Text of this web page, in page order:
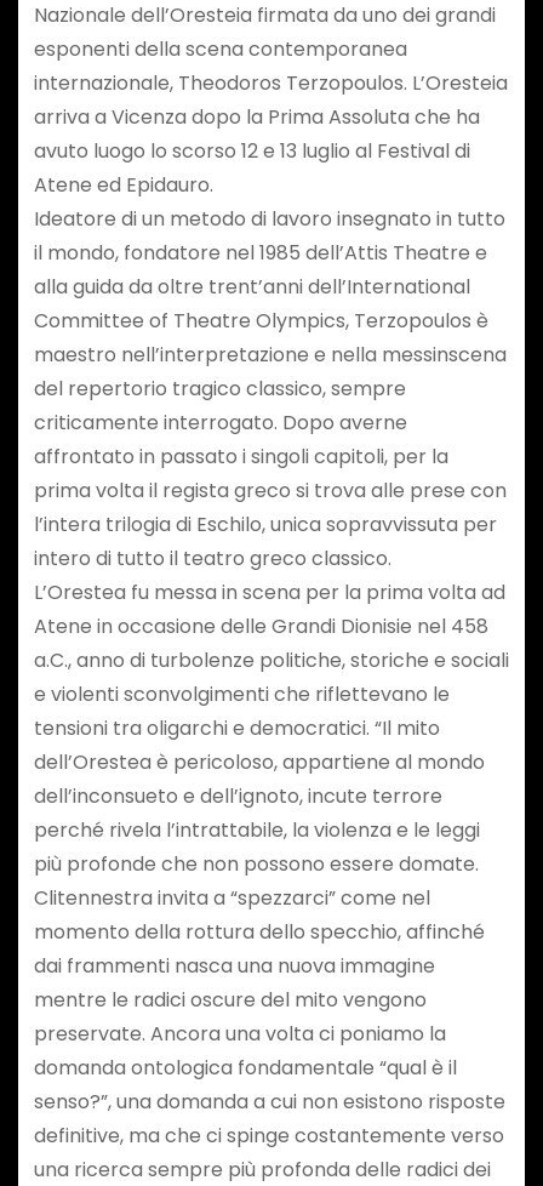
Nazionale dell’Oresteia firmata da uno dei grandi
esponenti della scena contemporanea
internazionale, Theodoros Terzopoulos. L’Oresteia
arriva a Vicenza dopo la Prima Assoluta che ha
avuto luogo lo scorso 12 e 13 luglio al Festival di
Atene ed Epidauro.
Ideatore di un metodo di lavoro insegnato in tutto
il mondo, fondatore nel 1985 dell’Attis Theatre e
alla guida da oltre trent’anni dell’International
Committee of Theatre Olympics, Terzopoulos è
maestro nell’interpretazione e nella messinscena
del repertorio tragico classico, sempre
criticamente interrogato. Dopo averne
affrontato in passato i singoli capitoli, per la
prima volta il regista greco si trova alle prese con
l’intera trilogia di Eschilo, unica sopravvissuta per
intero di tutto il teatro greco classico.
L’Orestea fu messa in scena per la prima volta ad
Atene in occasione delle Grandi Dionisie nel 458
a.C., anno di turbolenze politiche, storiche e sociali
e violenti sconvolgimenti che riflettevano le
tensioni tra oligarchi e democratici. “Il mito
dell’Orestea è pericoloso, appartiene al mondo
dell’inconsueto e dell’ignoto, incute terrore
perché rivela l’intrattabile, la violenza e le leggi
più profonde che non possono essere domate.
Clitennestra invita a “spezzarci” come nel
momento della rottura dello specchio, affinché
dai frammenti nasca una nuova immagine
mentre le radici oscure del mito vengono
preservate. Ancora una volta ci poniamo la
domanda ontologica fondamentale “qual è il
senso?”, una domanda a cui non esistono risposte
definitive, ma che ci spinge costantemente verso
una ricerca sempre più profonda delle radici dei